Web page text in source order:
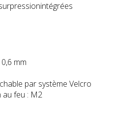
mm
par système Velcro
au feu : M2